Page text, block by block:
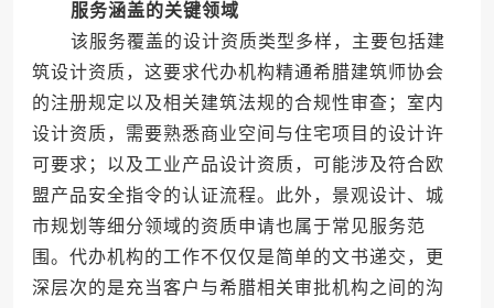
服务涵盖的关键领域
该服务覆盖的设计资质类型多样，主要包括建
筑设计资质，这要求代办机构精通希腊建筑师协会
的注册规定以及相关建筑法规的合规性审查；室内
设计资质，需要熟悉商业空间与住宅项目的设计许
可要求；以及工业产品设计资质，可能涉及符合欧
盟产品安全指令的认证流程。此外，景观设计、城
市规划等细分领域的资质申请也属于常见服务范
围。代办机构的工作不仅仅是简单的文书递交，更
深层次的是充当客户与希腊相关审批机构之间的沟